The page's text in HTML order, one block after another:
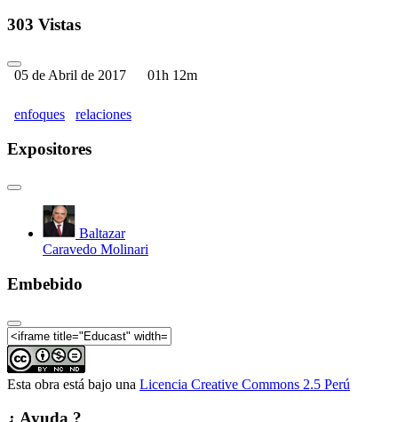
303 Vistas
05 de Abril de 2017 01h 12m
enfoques relaciones
Expositores
Baltazar
Caravedo Molinari
Embebido
Esta obra está bajo una Licencia Creative Commons 2.5 Perú